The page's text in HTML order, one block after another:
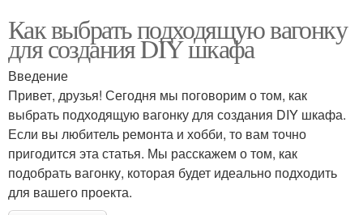
Как выбрать подходящую вагонку
для создания DIY шкафа
Введение
Привет, друзья! Сегодня мы поговорим о том, как
выбрать подходящую вагонку для создания DIY шкафа.
Если вы любитель ремонта и хобби, то вам точно
пригодится эта статья. Мы расскажем о том, как
подобрать вагонку, которая будет идеально подходить
для вашего проекта.